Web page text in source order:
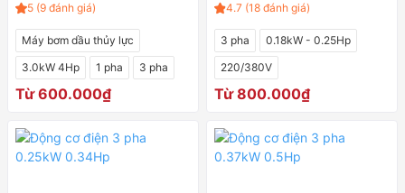
5 (9 đánh giá)
Máy bơm dầu thủy lực
3.0kW 4Hp
1 pha 3 pha
Từ 600.000₫
4.7 (18 đánh giá)
3 pha
0.18kW - 0.25Hp
220/380V
Từ 800.000₫